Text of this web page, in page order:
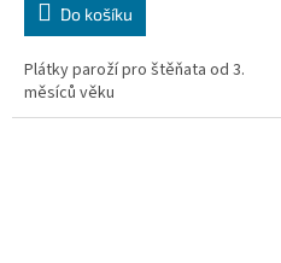
Do košíku
Plátky paroží pro štěňata od 3.
měsíců věku